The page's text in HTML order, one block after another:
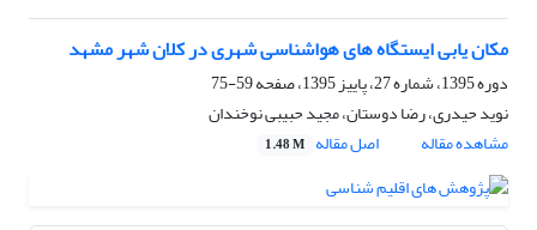
مکان یابی ایستگاه های هواشناسی شهری در کلان شهر مشهد
دوره 1395، شماره 27، پاییز 1395، صفحه
59-75
نوید حیدری، رضا دوستان، مجید حبیبی نوخندان
مشاهده مقاله
اصل مقاله 1.48 M